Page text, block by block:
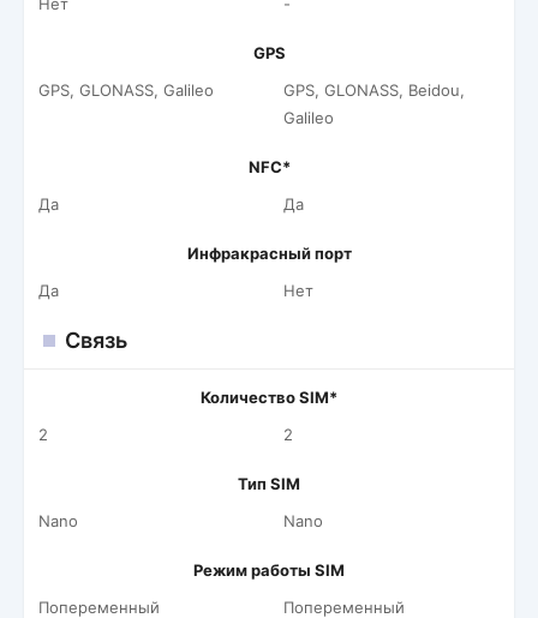
GPS
GPS, GLONASS, Galileo
GPS, GLONASS, Beidou,
Galileo
NFC*
Да
Да
Инфракрасный порт
Да
Нет
Связь
Количество SIM*
2
2
Тип SIM
Nano
Nano
Режим работы SIM
Попеременный
Попеременный